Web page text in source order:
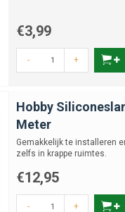
€3,99
- +
Hobby
Meter
Gemakkelijk te installeren
zelfs in krappe ruimtes.
€12,95
- +